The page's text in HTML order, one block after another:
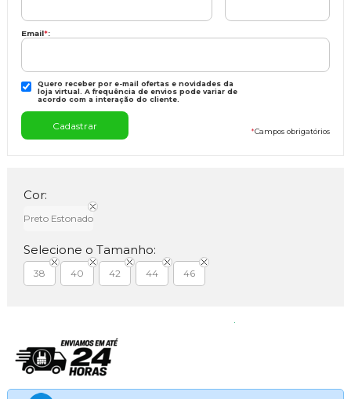
Email*:
Quero receber por e-mail ofertas e novidades da
loja virtual. A frequência de envios pode variar de
acordo com a interação do cliente.
*Campos obrigatórios
Cor:
Preto Estonado
Selecione o Tamanho:
38 40 42 44 46